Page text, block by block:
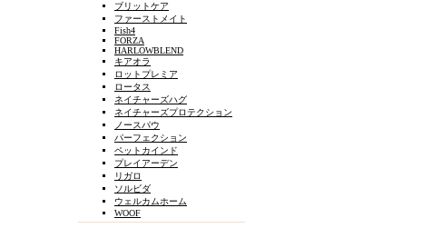
ブリットケア
ファーストメイト
Fish4
FORZA
HARLOWBLEND
キアオラ
ロットプレミア
ロータス
ネイチャーズハグ
ネイチャーズプロテクション
ノースパウ
パーフェクション
ペットカインド
プレイアーデン
リガロ
ソルビダ
ウェルカムホーム
WOOF